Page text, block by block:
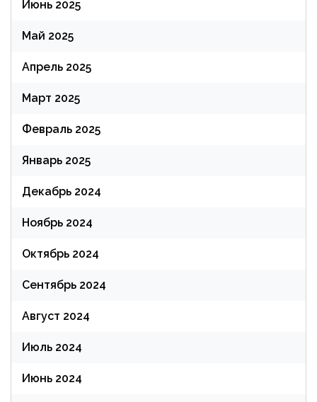
Июнь 2025
Май 2025
Апрель 2025
Март 2025
Февраль 2025
Январь 2025
Декабрь 2024
Ноябрь 2024
Октябрь 2024
Сентябрь 2024
Август 2024
Июль 2024
Июнь 2024